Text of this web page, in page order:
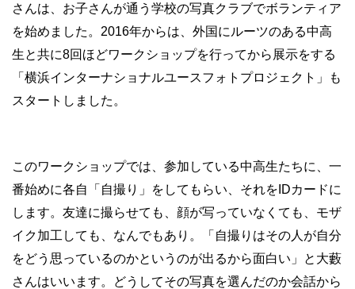
さんは、お子さんが通う学校の写真クラブでボランティア
を始めました。2016年からは、外国にルーツのある中高
生と共に8回ほどワークショップを行ってから展示をする
「横浜インターナショナルユースフォトプロジェクト」も
スタートしました。
このワークショップでは、参加している中高生たちに、一
番始めに各自「自撮り」をしてもらい、それをIDカードに
します。友達に撮らせても、顔が写っていなくても、モザ
イク加工しても、なんでもあり。「自撮りはその人が自分
をどう思っているのかというのが出るから面白い」と大藪
さんはいいます。どうしてその写真を選んだのか会話から